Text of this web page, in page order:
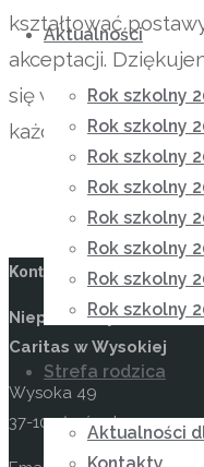
Aktualności
Rok szkolny
Rok szkolny
Rok szkolny
Rok szkolny
Rok szkolny
Rok szkolny
Rok szkolny
Rok szkolny
Strefa rodzica
Aktualności
kształtować
akceptacji.
się w obchody tego
każdy zasługuje na
Kontakt
Niepubliczny Ośrodek
Caritas w Wysokiej
Wysoka 49
37-100 Łańcut